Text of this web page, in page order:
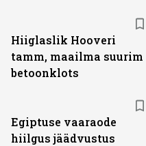
Hiiglaslik Hooveri
tamm, maailma suurim
betoonklots
Egiptuse vaaraode
hiilgus jäädvustus